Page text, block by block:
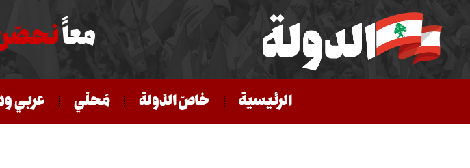
معاً
الرئيسية خاصّ الدّولة مَحلّي عربي